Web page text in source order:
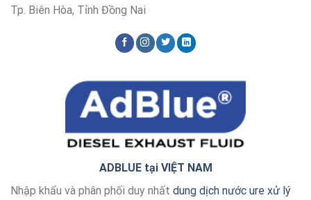
Tp. Biên Hòa, Tỉnh Đồng Nai
ADBLUE tại VIỆT NAM
Nhập khẩu và phân phối duy nhất dung dịch nước ure xử lý